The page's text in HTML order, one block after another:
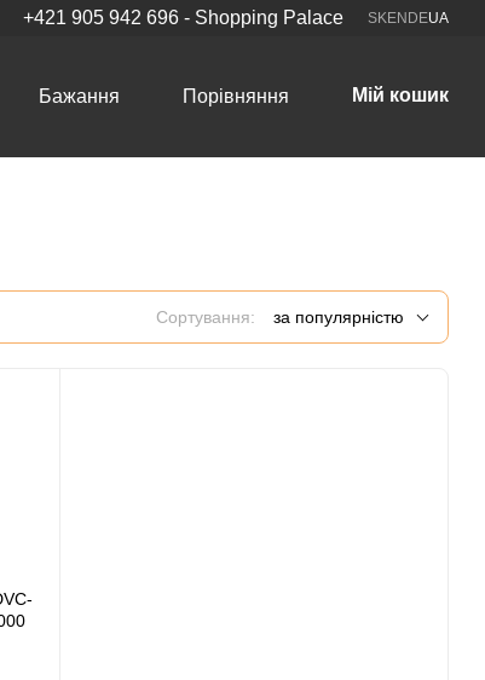
+421 905 942 696 - Shopping Palace SKEN DEUA
Бажання Порівняння Мій кошик
Сортування: за популярністю